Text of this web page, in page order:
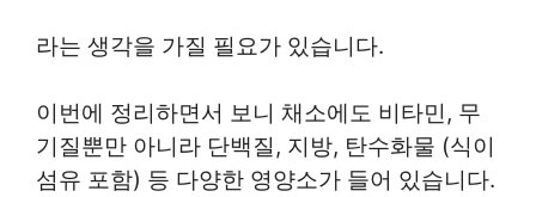
라는 생각을 가질 필요가 있습니다.
이번에 정리하면서 보니 채소에도 비타민, 무
기질뿐만 아니라 단백질, 지방, 탄수화물 (식이
섬유 포함) 등 다양한 영양소가 들어 있습니다.